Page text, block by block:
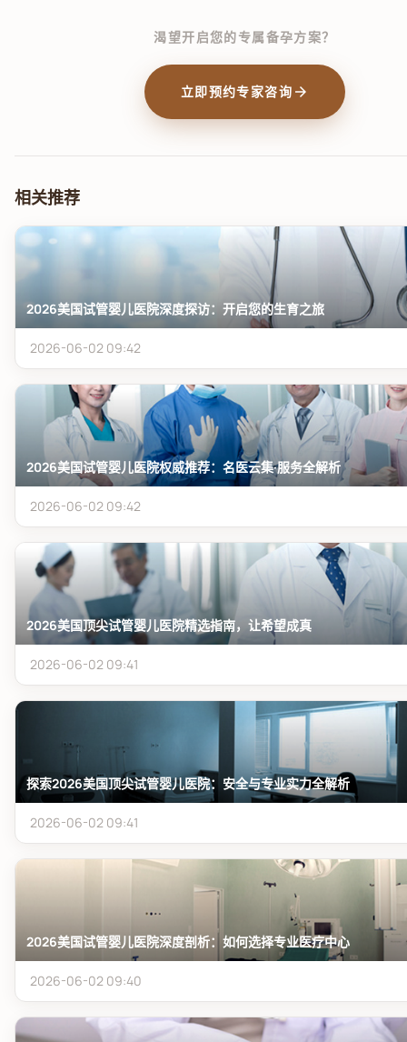
渴望开启您的专属备孕方案？
立即预约专家咨询 arrow_forward
相关推荐
2026美国试管婴儿医院深度探访：开启您的生育之旅
2026-06-02 09:42
2026美国试管婴儿医院权威推荐：名医云集·服务全解析
2026-06-02 09:42
2026美国顶尖试管婴儿医院精选指南，让希望成真
2026-06-02 09:41
探索2026美国顶尖试管婴儿医院：安全与专业实力全解析
2026-06-02 09:41
2026美国试管婴儿医院深度剖析：如何选择专业医疗中心
2026-06-02 09:40